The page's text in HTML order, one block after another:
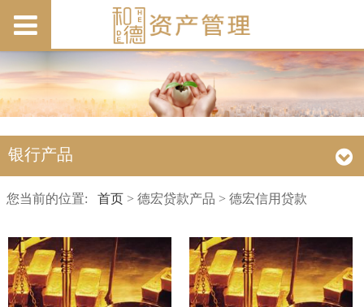
银行产品
您当前的位置: 首页> 德宏贷款产品 > 德宏信用贷款